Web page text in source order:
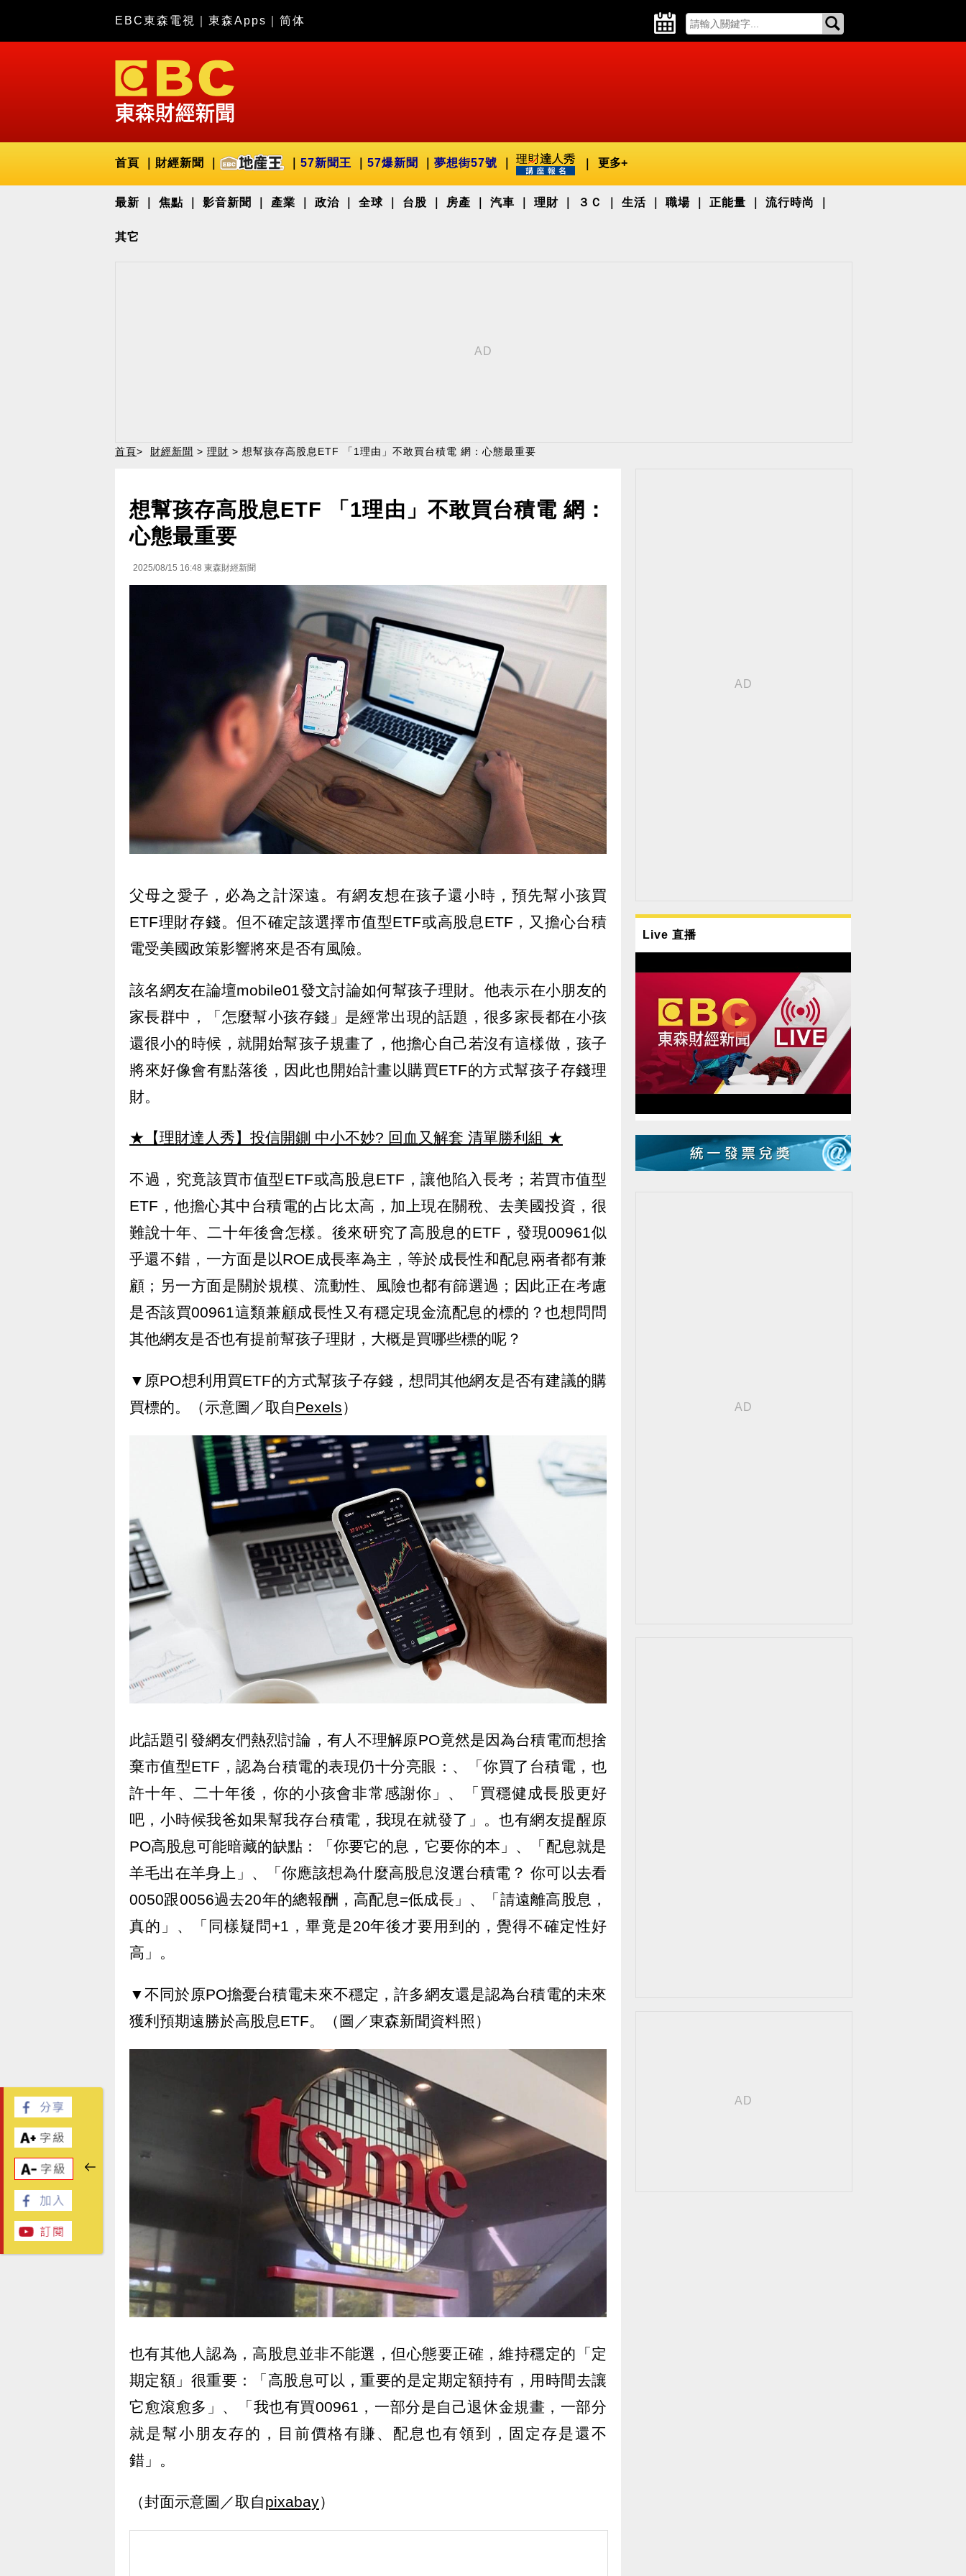
EBC東森電視 東森Apps 简体
首頁 財經新聞 57新聞王 57爆新聞 夢想街57號 更多+
最新 焦點 影音新聞 產業 政治 全球 台股 房產 汽車 理財 ３Ｃ 生活 職場 正能量 流行時尚
其它
首頁> 財經新聞 > 理財 > 想幫孩存高股息ETF 「1理由」不敢買台積電 網：心態最重要
想幫孩存高股息ETF 「1理由」不敢買台積電 網：
心態最重要
2025/08/15 16:48 東森財經新聞
父母之愛子，必為之計深遠。有網友想在孩子還小時，預先幫小孩買
ETF理財存錢。但不確定該選擇市值型ETF或高股息ETF，又擔心台積
電受美國政策影響將來是否有風險。
該名網友在論壇mobile01發文討論如何幫孩子理財。他表示在小朋友的
家長群中，「怎麼幫小孩存錢」是經常出現的話題，很多家長都在小孩
還很小的時候，就開始幫孩子規畫了，他擔心自己若沒有這樣做，孩子
將來好像會有點落後，因此也開始計畫以購買ETF的方式幫孩子存錢理
財。
★【理財達人秀】投信開鍘 中小不妙? 回血又解套 清單勝利組 ★
不過，究竟該買市值型ETF或高股息ETF，讓他陷入長考；若買市值型
ETF，他擔心其中台積電的占比太高，加上現在關稅、去美國投資，很
難說十年、二十年後會怎樣。後來研究了高股息的ETF，發現00961似
乎還不錯，一方面是以ROE成長率為主，等於成長性和配息兩者都有兼
顧；另一方面是關於規模、流動性、風險也都有篩選過；因此正在考慮
是否該買00961這類兼顧成長性又有穩定現金流配息的標的？也想問問
其他網友是否也有提前幫孩子理財，大概是買哪些標的呢？
▼原PO想利用買ETF的方式幫孩子存錢，想問其他網友是否有建議的購
買標的。（示意圖／取自Pexels）
此話題引發網友們熱烈討論，有人不理解原PO竟然是因為台積電而想捨
棄市值型ETF，認為台積電的表現仍十分亮眼：、「你買了台積電，也
許十年、二十年後，你的小孩會非常感謝你」、「買穩健成長股更好
吧，小時候我爸如果幫我存台積電，我現在就發了」。也有網友提醒原
PO高股息可能暗藏的缺點：「你要它的息，它要你的本」、「配息就是
羊毛出在羊身上」、「你應該想為什麼高股息沒選台積電？ 你可以去看
0050跟0056過去20年的總報酬，高配息=低成長」、「請遠離高股息，
真的」、「同樣疑問+1，畢竟是20年後才要用到的，覺得不確定性好
高」。
▼不同於原PO擔憂台積電未來不穩定，許多網友還是認為台積電的未來
獲利預期遠勝於高股息ETF。（圖／東森新聞資料照）
也有其他人認為，高股息並非不能選，但心態要正確，維持穩定的「定
期定額」很重要：「高股息可以，重要的是定期定額持有，用時間去讓
它愈滾愈多」、「我也有買00961，一部分是自己退休金規畫，一部分
就是幫小朋友存的，目前價格有賺、配息也有領到，固定存是還不
錯」。
（封面示意圖／取自pixabay）
Live 直播